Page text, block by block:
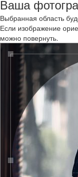
Ваша
Выбранная область
Если изображение
можно повернуть.